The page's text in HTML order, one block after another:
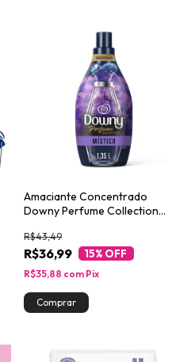
Amaciante Concentrado
Downy Perfume Collection
R$36,99
R$43,49
15% OFF
R$35,88 com Pix